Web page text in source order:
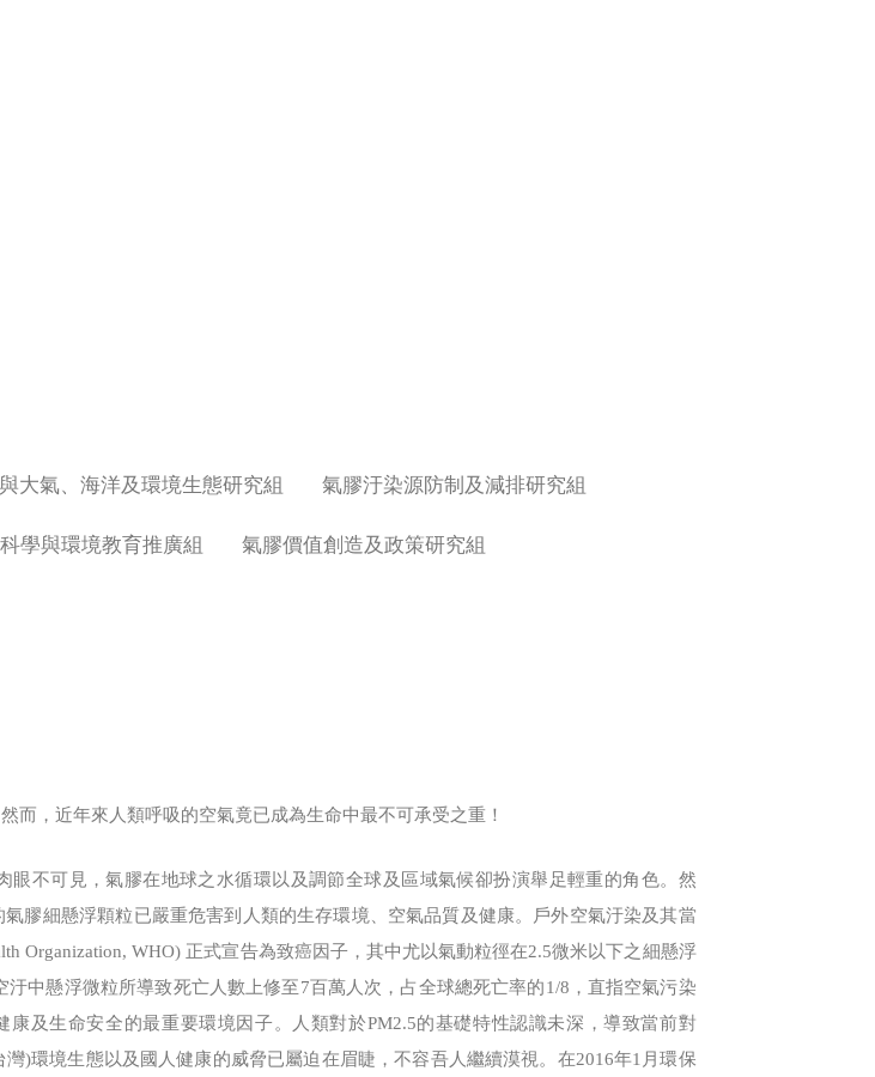
大氣、海洋及環境生態研究組 氣膠汙染源防制及減排研究組
學與環境教育推廣組 氣膠價值創造及政策研究組
而，近年來人類呼吸的空氣竟已成為生命中最不可承受之重！
不可見，氣膠在地球之水循環以及調節全球及區域氣候卻扮演舉足輕重的角色。然
膠細懸浮顆粒已嚴重危害到人類的生存環境、空氣品質及健康。戶外空氣汙染及其當
Organization, WHO) 正式宣告為致癌因子，其中尤以氣動粒徑在2.5微米以下之細懸浮
中懸浮微粒所導致死亡人數上修至7百萬人次，占全球總死亡率的1/8，直指空氣污染
康及生命安全的最重要環境因子。人類對於PM2.5的基礎特性認識未深，導致當前對
)環境生態以及國人健康的威脅已屬迫在眉睫，不容吾人繼續漠視。在2016年1月環保